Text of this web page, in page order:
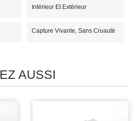
Intérieur Et Extérieur
Capture Vivante, Sans Cruauté
AUSSI